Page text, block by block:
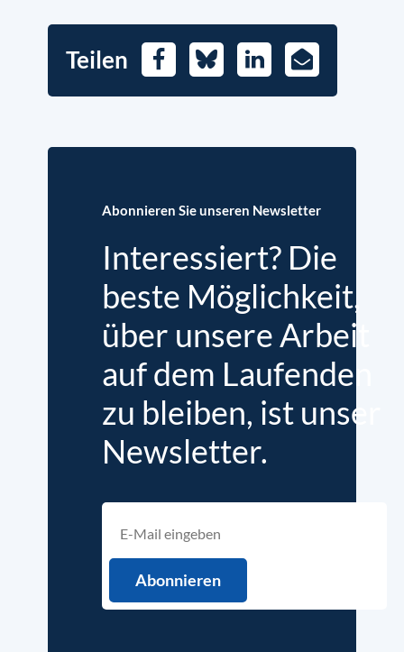
Teilen FacebookBlueskyLinkedIn
E-
Mail
Abonnieren Sie unseren Newsletter
Interessiert? Die
beste Möglichkeit,
über unsere Arbeit
auf dem Laufenden
zu bleiben, ist unser
Newsletter.